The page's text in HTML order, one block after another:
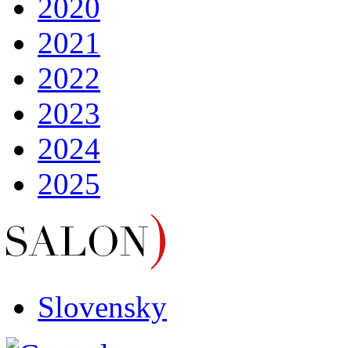
2020
2021
2022
2023
2024
2025
Slovensky